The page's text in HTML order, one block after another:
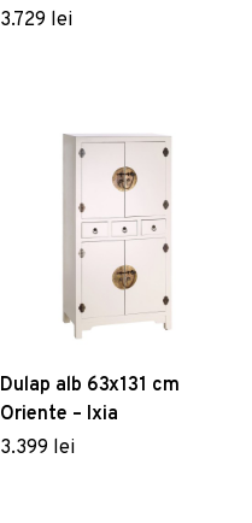
3.729 lei
Dulap alb 63x131 cm
Oriente – Ixia
3.399 lei